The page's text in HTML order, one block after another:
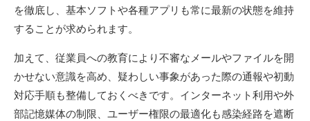
を徹底し、基本ソフトや各種アプリも常に最新の状態を維持
することが求められます。
加えて、従業員への教育により不審なメールやファイルを開
かせない意識を高め、疑わしい事象があった際の通報や初動
対応手順も整備しておくべきです。インターネット利用や外
部記憶媒体の制限、ユーザー権限の最適化も感染経路を遮断